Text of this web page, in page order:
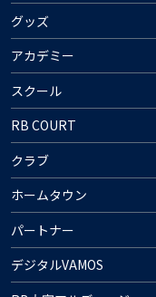
グッズ
アカデミー
スクール
RB COURT
クラブ
ホームタウン
パートナー
デジタルVAMOS